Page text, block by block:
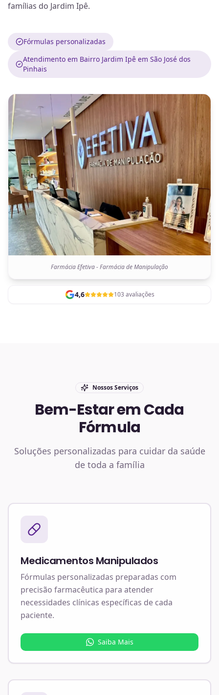
famílias do Jardim Ipê.
Fórmulas personalizadas
Atendimento em Bairro Jardim Ipê em São José dos
Pinhais
Farmácia Efetiva - Farmácia de Manipulação
4,6 103 avaliações
Nossos Serviços
Bem-Estar em Cada
Fórmula
Soluções personalizadas para cuidar da saúde
de toda a família
Medicamentos Manipulados
Fórmulas personalizadas preparadas com
precisão farmacêutica para atender
necessidades clínicas específicas de cada
paciente.
Saiba Mais